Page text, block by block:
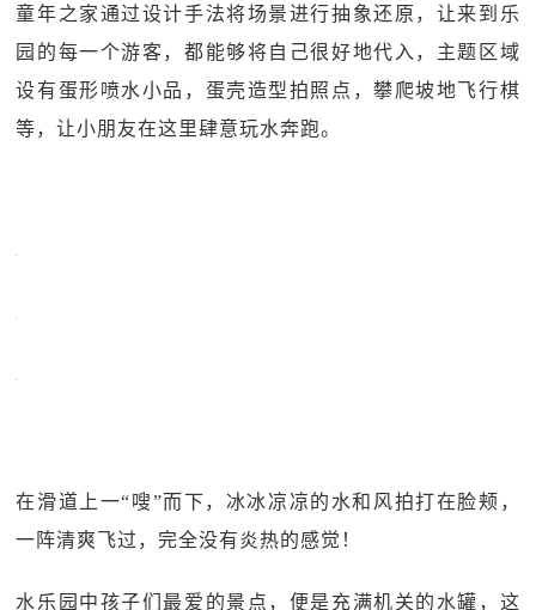
童年之家通过设计手法将场景进行抽象还原，让来到乐
园的每一个游客，都能够将自己很好地代入，主题区域
设有蛋形喷水小品，蛋壳造型拍照点，攀爬坡地飞行棋
等，让小朋友在这里肆意玩水奔跑。
在滑道上一“嗖”而下，冰冰凉凉的水和风拍打在脸颊，
一阵清爽飞过，完全没有炎热的感觉！
水乐园中孩子们最爱的景点，便是充满机关的水罐，这